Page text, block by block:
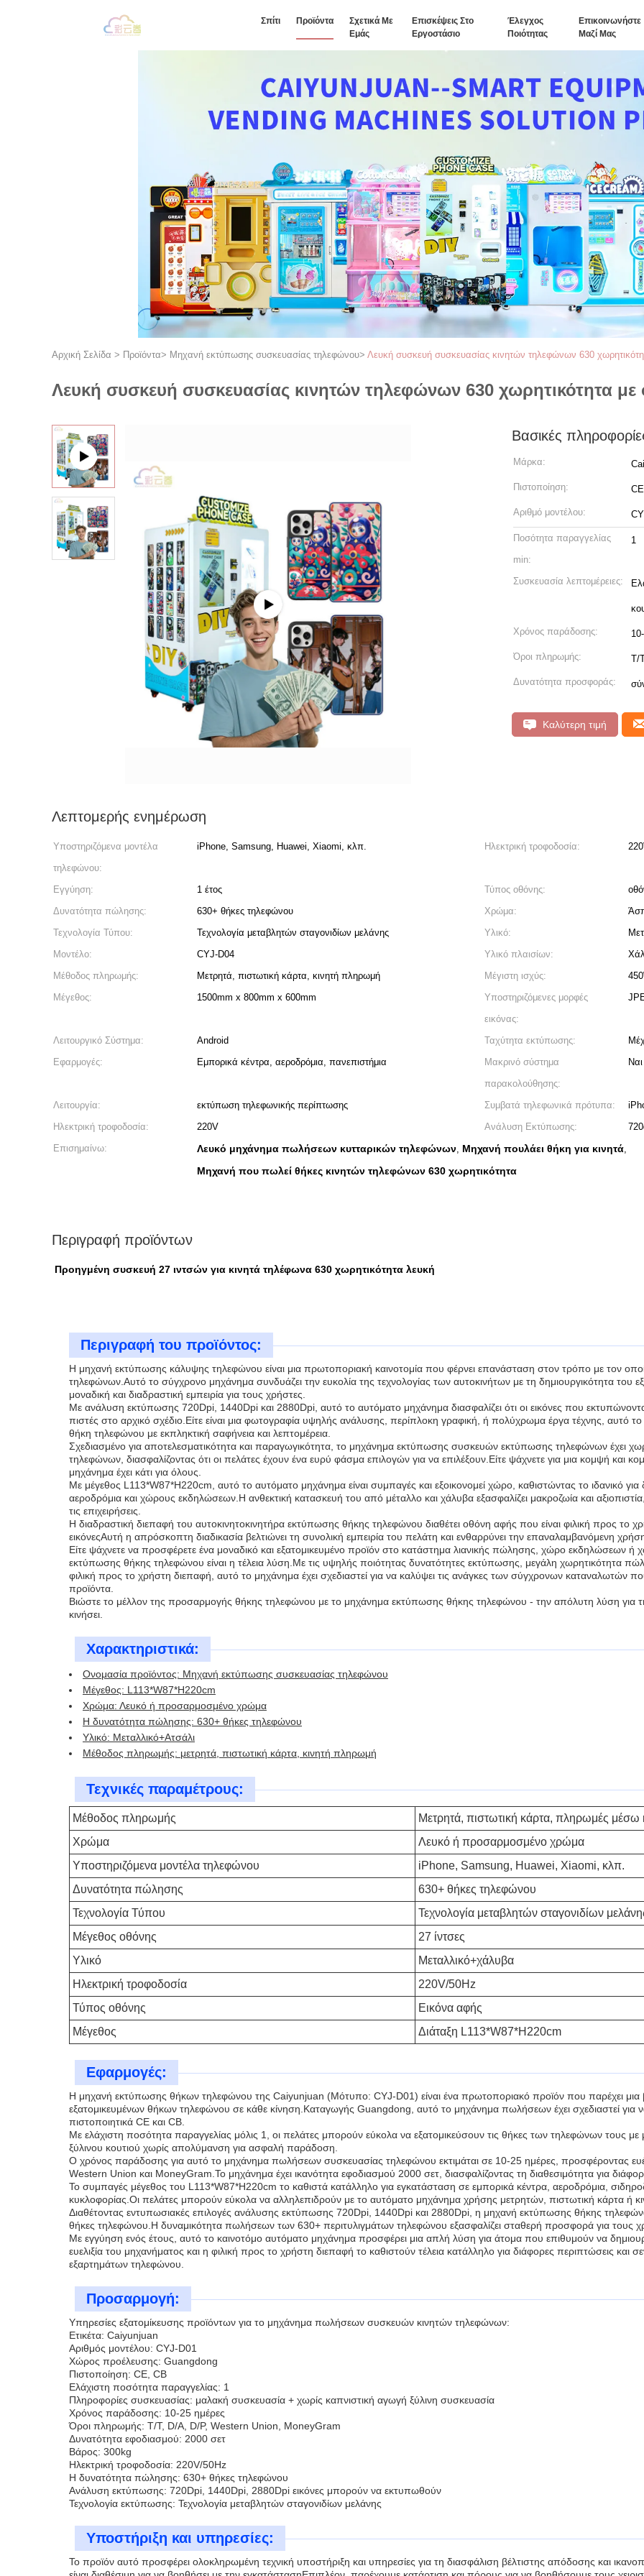
Σπίτι Προϊόντα
Σχετικά Με
Εμάς
Επισκέψεις Στο
Εργοστάσιο
Έλεγχος
Ποιότητας
Επικοινωνήστε
Μαζί Μας
Αρχική Σελίδα > Προϊόντα> Μηχανή εκτύπωσης συσκευασίας τηλεφώνου> Λευκή συσκευή συσκευασίας κινητών τηλεφώνων 630
Λευκή συσκευή συσκευασίας κινητών τηλεφώνων 630 χωρητικότητα με
Βασικές
Μάρκα:
Πιστοποίηση:
Αριθμό μοντέλου:
Ποσότητα παραγγελίας
min:
1
Συσκευασία λεπτομέρειες:
Χρόνος παράδοσης:
Όροι πληρωμής: T/
Δυνατότητα προσφοράς:
Καλύτερη τιμή
Λεπτομερής ενημέρωση
Υποστηριζόμενα μοντέλα
τηλεφώνου:
iPhone, Samsung, Huawei, Xiaomi, κλπ. Ηλεκτρική τροφοδοσία:
Εγγύηση: 1 έτος Τύπος οθόνης:
Δυνατότητα πώλησης:
630+ θήκες τηλεφώνου Χρώμα:
Τεχνολογία Τύπου:
Τεχνολογία μεταβλητών σταγονιδίων μελάνης Υλικό:
Μοντέλο:
CYJ-D04 Υλικό πλαισίων:
Μέθοδος πληρωμής:
Μετρητά, πιστωτική κάρτα, κινητή πληρωμή Μέγιστη ισχύς:
Μέγεθος:
1500mm x 800mm x 600mm
Υποστηριζόμενες μορφές
εικόνας:
Λειτουργικό Σύστημα: Android Ταχύτητα εκτύπωσης:
Εφαρμογές:
Εμπορικά κέντρα, αεροδρόμια, πανεπιστήμια
Μακρινό σύστημα
παρακολούθησης:
Ναι
Λειτουργία: εκτύπωση τηλεφωνικής περίπτωσης Συμβατά τηλεφωνικά πρότυπα:
Ηλεκτρική τροφοδοσία:
220V Ανάλυση Εκτύπωσης:
Επισημαίνω:
Λευκό μηχάνημα πωλήσεων κυτταρικών τηλεφώνων, Μηχανή πουλάει θήκη για κινητά,
Μηχανή που πωλεί θήκες κινητών τηλεφώνων 630 χωρητικότητα
Περιγραφή προϊόντων
Προηγμένη συσκευή 27 ιντσών για κινητά τηλέφωνα 630 χωρητικότητα λευκή
Περιγραφή του προϊόντος:
Η μηχανή εκτύπωσης κάλυψης τηλεφώνου είναι μια πρωτοποριακή καινοτομία που φέρνει επανάσταση στον τρόπο με τον
τηλεφώνων.Αυτό το σύγχρονο μηχάνημα συνδυάζει την ευκολία της τεχνολογίας των αυτοκινήτων με τη δημιουργικότητα του
μοναδική και διαδραστική εμπειρία για τους χρήστες.
Με ανάλυση εκτύπωσης 720Dpi, 1440Dpi και 2880Dpi, αυτό το αυτόματο μηχάνημα διασφαλίζει ότι οι εικόνες που
πιστές στο αρχικό σχέδιο.Είτε είναι μια φωτογραφία υψηλής ανάλυσης, περίπλοκη γραφική, ή πολύχρωμα έργα τέχνης, αυτό
θήκη τηλεφώνου με εκπληκτική σαφήνεια και λεπτομέρεια.
Σχεδιασμένο για αποτελεσματικότητα και παραγωγικότητα, το μηχάνημα εκτύπωσης συσκευών εκτύπωσης τηλεφώνων έχει
τηλεφώνων, διασφαλίζοντας ότι οι πελάτες έχουν ένα ευρύ φάσμα επιλογών για να επιλέξουν.Είτε ψάχνετε για μια κομψή και
μηχάνημα έχει κάτι για όλους.
Με μέγεθος L113*W87*H220cm, αυτό το αυτόματο μηχάνημα είναι συμπαγές και εξοικονομεί χώρο, καθιστώντας το ιδανικό
αεροδρόμια και χώρους εκδηλώσεων.Η ανθεκτική κατασκευή του από μέταλλο και χάλυβα εξασφαλίζει μακροζωία και
τις επιχειρήσεις.
Η διαδραστική διεπαφή του αυτοκινητοκινητήρα εκτύπωσης θήκης τηλεφώνου διαθέτει οθόνη αφής που είναι φιλική προς το
εικόνεςΑυτή η απρόσκοπτη διαδικασία βελτιώνει τη συνολική εμπειρία του πελάτη και ενθαρρύνει την επαναλαμβανόμενη
Είτε ψάχνετε να προσφέρετε ένα μοναδικό και εξατομικευμένο προϊόν στο κατάστημα λιανικής πώλησης, χώρο εκδηλώσεων
εκτύπωσης θήκης τηλεφώνου είναι η τέλεια λύση.Με τις υψηλής ποιότητας δυνατότητες εκτύπωσης, μεγάλη χωρητικότητα
φιλική προς το χρήστη διεπαφή, αυτό το μηχάνημα έχει σχεδιαστεί για να καλύψει τις ανάγκες των σύγχρονων καταναλωτών
προϊόντα.
Βιώστε το μέλλον της προσαρμογής θήκης τηλεφώνου με το μηχάνημα εκτύπωσης θήκης τηλεφώνου - την απόλυτη λύση για
κινήσει.
Χαρακτηριστικά:
Ονομασία προϊόντος: Μηχανή εκτύπωσης συσκευασίας τηλεφώνου
Μέγεθος: L113*W87*H220cm
Χρώμα: Λευκό ή προσαρμοσμένο χρώμα
Η δυνατότητα πώλησης: 630+ θήκες τηλεφώνου
Υλικό: Μεταλλικό+Ατσάλι
Μέθοδος πληρωμής: μετρητά, πιστωτική κάρτα, κινητή πληρωμή
Τεχνικές παραμέτρους:
Μέθοδος πληρωμής
Μετρητά, πιστωτική κάρτα, πληρωμές μέσω
Χρώμα
Λευκό ή προσαρμοσμένο χρώμα
Υποστηριζόμενα μοντέλα τηλεφώνου
iPhone, Samsung, Huawei, Xiaomi, κλπ.
Δυνατότητα πώλησης
630+ θήκες τηλεφώνου
Τεχνολογία Τύπου
Τεχνολογία μεταβλητών σταγονιδίων
Μέγεθος οθόνης
27 ίντσες
Υλικό
Μεταλλικό+χάλυβα
Ηλεκτρική τροφοδοσία
220V/50Hz
Τύπος οθόνης
Εικόνα αφής
Μέγεθος
Διάταξη L113*W87*H220cm
Εφαρμογές:
Η μηχανή εκτύπωσης θήκων τηλεφώνου της Caiyunjuan (Μότυπο: CYJ-D01) είναι ένα πρωτοποριακό προϊόν που παρέχει μια
εξατομικευμένων θήκων τηλεφώνου σε κάθε κίνηση.Καταγωγής Guangdong, αυτό το μηχάνημα πωλήσεων έχει σχεδιαστεί για
πιστοποιητικά CE και CB.
Με ελάχιστη ποσότητα παραγγελίας μόλις 1, οι πελάτες μπορούν εύκολα να εξατομικεύσουν τις θήκες των τηλεφώνων τους
ξύλινου κουτιού χωρίς απολύμανση για ασφαλή παράδοση.
Ο χρόνος παράδοσης για αυτό το μηχάνημα πωλήσεων συσκευασίας τηλεφώνου εκτιμάται σε 10-25 ημέρες, προσφέροντας
Western Union και MoneyGram.Το μηχάνημα έχει ικανότητα εφοδιασμού 2000 σετ, διασφαλίζοντας τη διαθεσιμότητα για
Το συμπαγές μέγεθος του L113*W87*H220cm το καθιστά κατάλληλο για εγκατάσταση σε εμπορικά κέντρα, αεροδρόμια,
κυκλοφορίας.Οι πελάτες μπορούν εύκολα να αλληλεπιδρούν με το αυτόματο μηχάνημα χρήσης μετρητών, πιστωτική κάρτα ή
Διαθέτοντας εντυπωσιακές επιλογές ανάλυσης εκτύπωσης 720Dpi, 1440Dpi και 2880Dpi, η μηχανή εκτύπωσης θήκης
θήκες τηλεφώνου.Η δυναμικότητα πωλήσεων των 630+ περιτυλιγμάτων τηλεφώνου εξασφαλίζει σταθερή προσφορά για τους
Με εγγύηση ενός έτους, αυτό το καινοτόμο αυτόματο μηχάνημα προσφέρει μια απλή λύση για άτομα που επιθυμούν να
ευελιξία του μηχανήματος και η φιλική προς το χρήστη διεπαφή το καθιστούν τέλεια κατάλληλο για διάφορες περιπτώσεις και
εξαρτημάτων τηλεφώνου.
Προσαρμογή:
Υπηρεσίες εξατομίκευσης προϊόντων για το μηχάνημα πωλήσεων συσκευών κινητών τηλεφώνων:
Ετικέτα: Caiyunjuan
Αριθμός μοντέλου: CYJ-D01
Χώρος προέλευσης: Guangdong
Πιστοποίηση: CE, CB
Ελάχιστη ποσότητα παραγγελίας: 1
Πληροφορίες συσκευασίας: μαλακή συσκευασία + χωρίς καπνιστική αγωγή ξύλινη συσκευασία
Χρόνος παράδοσης: 10-25 ημέρες
Όροι πληρωμής: T/T, D/A, D/P, Western Union, MoneyGram
Δυνατότητα εφοδιασμού: 2000 σετ
Βάρος: 300kg
Ηλεκτρική τροφοδοσία: 220V/50Hz
Η δυνατότητα πώλησης: 630+ θήκες τηλεφώνου
Ανάλυση εκτύπωσης: 720Dpi, 1440Dpi, 2880Dpi εικόνες μπορούν να εκτυπωθούν
Τεχνολογία εκτύπωσης: Τεχνολογία μεταβλητών σταγονιδίων μελάνης
Υποστήριξη και υπηρεσίες:
Το προϊόν αυτό προσφέρει ολοκληρωμένη τεχνική υποστήριξη και υπηρεσίες για τη διασφάλιση βέλτιστης απόδοσης και